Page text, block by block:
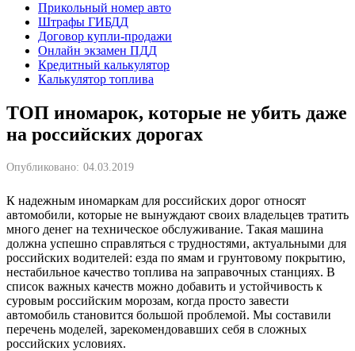
Прикольный номер авто
Штрафы ГИБДД
Договор купли-продажи
Онлайн экзамен ПДД
Кредитный калькулятор
Калькулятор топлива
ТОП иномарок, которые не убить даже
на российских дорогах
Опубликовано: 04.03.2019
К надежным иномаркам для российских дорог относят
автомобили, которые не вынуждают своих владельцев тратить
много денег на техническое обслуживание. Такая машина
должна успешно справляться с трудностями, актуальными для
российских водителей: езда по ямам и грунтовому покрытию,
нестабильное качество топлива на заправочных станциях. В
список важных качеств можно добавить и устойчивость к
суровым российским морозам, когда просто завести
автомобиль становится большой проблемой. Мы составили
перечень моделей, зарекомендовавших себя в сложных
российских условиях.